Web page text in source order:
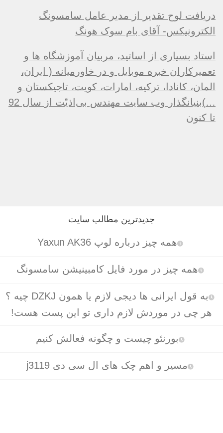
دریافت لوح تقدیر از مدیر عامل سامسونگ
الکترونیکس- آقای بام سوک هونگ
استاد بسیاری از اساتید، مربیان آموزشگاه ها و
تعمیرکاران خبره موبایل و در خاورمیانه ( ایران،
المان، کانادا، ترکیه، امارات، کویت، تاجیکستان و
…)بنیانگذار وب سایت مهندس بی‌اذیّت از سال 92
تا کنون
جدیدترین مطالب سایت
همه چیز درباره لوپ Yaxun AK36
همه چیز در مورد فایل کامبینیشن سامسونگ
به قول ایرانی ها دیجی لازم یا همون DZKJ چیه ؟
هر چی در موردش لازم داری تو این پست هست!
بورنئو چیست و چگونه فعالش کنیم
مسیر و اهم چک های ال سی دی j3119